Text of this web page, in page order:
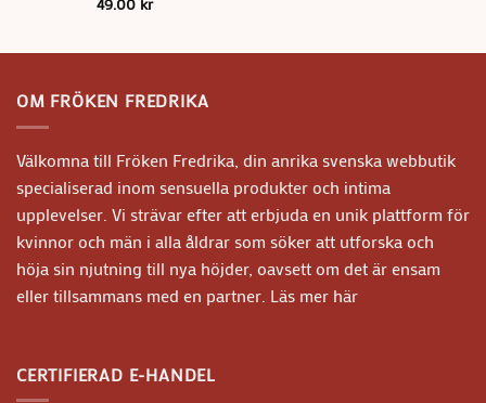
49.00 kr
OM FRÖKEN FREDRIKA
Välkomna till Fröken Fredrika, din anrika svenska webbutik
specialiserad inom sensuella produkter och intima
upplevelser. Vi strävar efter att erbjuda en unik plattform för
kvinnor och män i alla åldrar som söker att utforska och
höja sin njutning till nya höjder, oavsett om det är ensam
eller tillsammans med en partner. Läs mer här
CERTIFIERAD E-HANDEL